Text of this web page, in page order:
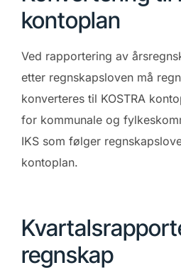
kontoplan
Ved rapportering av
etter regnskapsloven må
konverteres til KOSTRA
for kommunale og
IKS som følger
kontoplan.
regnskap